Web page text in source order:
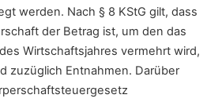
werden. Nach § 8 KStG gilt, dass
der Betrag ist, um den das
Wirtschaftsjahres vermehrt wird,
zuzüglich Entnahmen. Darüber